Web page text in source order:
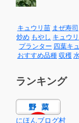
キュウリ苗 まぜ寿司
炒め もやし キュウリ
プランター 四葉キ
おすすめ品種 収穫
ランキング
にほんブログ村